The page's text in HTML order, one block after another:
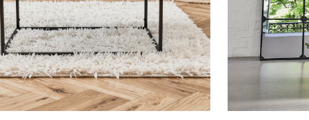
Ajouter au panier